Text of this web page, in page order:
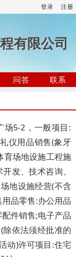
登录 注册
有限公司
问答
联系
场5-2，一般项目:
仪用品销售(象牙
育场地设施工程施
发、技术咨询、
地设施经营(不含
品零售:办公用品
件销售;电子产品
依法须经批准的
动)许可项目:住宅